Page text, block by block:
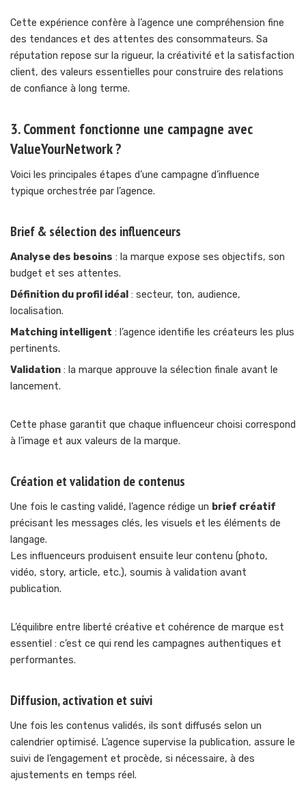
Cette expérience confère à l’agence une compréhension fine
des tendances et des attentes des consommateurs. Sa
réputation repose sur la rigueur, la créativité et la satisfaction
client, des valeurs essentielles pour construire des relations
de confiance à long terme.
3. Comment fonctionne une campagne avec
ValueYourNetwork ?
Voici les principales étapes d’une campagne d’influence
typique orchestrée par l’agence.
Brief & sélection des influenceurs
Analyse des besoins : la marque expose ses objectifs, son
budget et ses attentes.
Définition du profil idéal : secteur, ton, audience,
localisation.
Matching intelligent : l’agence identifie les créateurs les plus
pertinents.
Validation : la marque approuve la sélection finale avant le
lancement.
Cette phase garantit que chaque influenceur choisi correspond
à l’image et aux valeurs de la marque.
Création et validation de contenus
Une fois le casting validé, l’agence rédige un brief créatif
précisant les messages clés, les visuels et les éléments de
langage.
Les influenceurs produisent ensuite leur contenu (photo,
vidéo, story, article, etc.), soumis à validation avant
publication.
L’équilibre entre liberté créative et cohérence de marque est
essentiel : c’est ce qui rend les campagnes authentiques et
performantes.
Diffusion, activation et suivi
Une fois les contenus validés, ils sont diffusés selon un
calendrier optimisé. L’agence supervise la publication, assure le
suivi de l’engagement et procède, si nécessaire, à des
ajustements en temps réel.